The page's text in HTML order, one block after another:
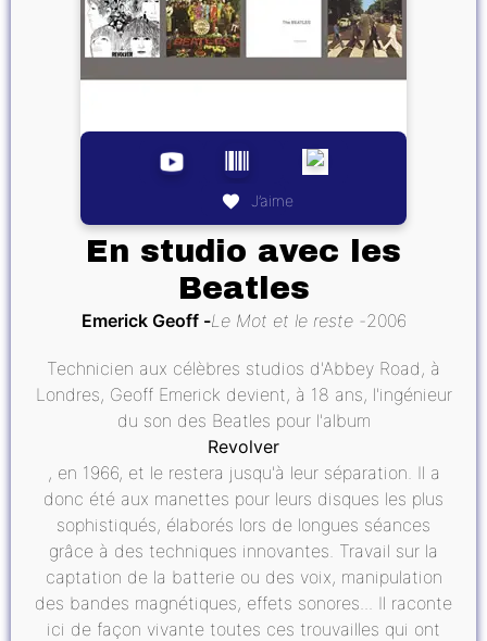
J’aime
En studio avec les
Beatles
Emerick Geoff Le Mot et le reste 2006
Technicien aux célèbres studios d'Abbey Road, à
Londres, Geoff Emerick devient, à 18 ans, l'ingénieur
du son des Beatles pour l'album
Revolver
, en 1966, et le restera jusqu'à leur séparation. Il a
donc été aux manettes pour leurs disques les plus
sophistiqués, élaborés lors de longues séances
grâce à des techniques innovantes. Travail sur la
captation de la batterie ou des voix, manipulation
des bandes magnétiques, effets sonores... Il raconte
ici de façon vivante toutes ces trouvailles qui ont